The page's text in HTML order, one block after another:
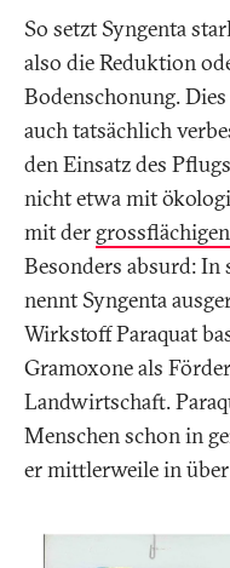
So setzt Syngenta
also die Reduktion
Bodenschonung.
auch tatsächlich
den Einsatz des
nicht etwa mit
mit der
Besonders absurd:
nennt Syngenta
Wirkstoff Paraquat
Gramoxone als
Landwirtschaft.
Menschen schon in
er mittlerweile in